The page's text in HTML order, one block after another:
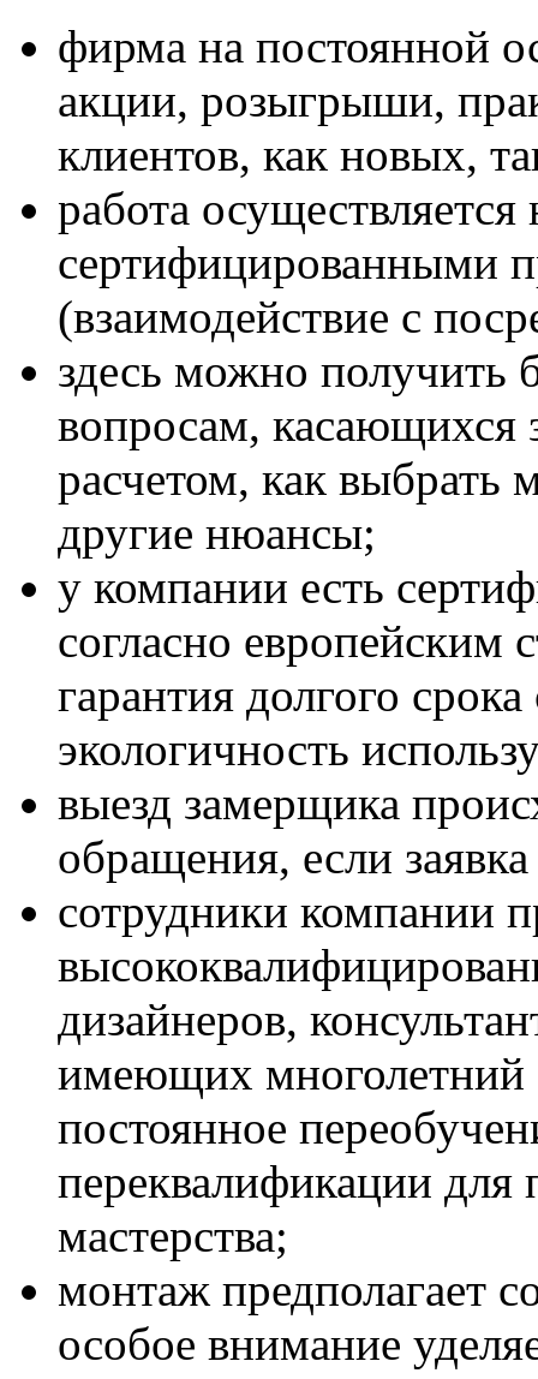
фирма на постоянной
акции, розыгрыши,
клиентов, как новых,
работа
сертифицированными
(взаимодействие с
здесь можно получить
вопросам, касающихся
расчетом, как выбрать
другие нюансы;
у компании есть
согласно европейским
гарантия долгого
экологичность
выезд замерщика
обращения, если
сотрудники компании
дизайнеров,
имеющих
постоянное
переквалификации
мастерства;
монтаж предполагает
особое внимание